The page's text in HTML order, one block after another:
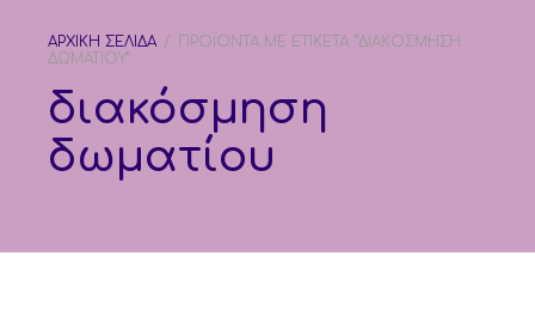
ΑΡΧΙΚΉ ΣΕΛΊΔΑ /
ΠΡΟΪΌΝΤΑ ΜΕ ΕΤΙΚΈΤΑ “ΔΙΑΚΌΣΜΗΣΗ
ΔΩΜΑΤΊΟΥ”
διακόσμηση
δωματίου